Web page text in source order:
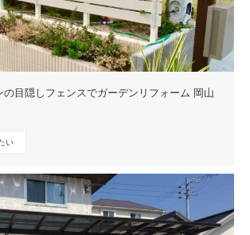
の目隠しフェンスでガーデンリフォーム 岡山
い